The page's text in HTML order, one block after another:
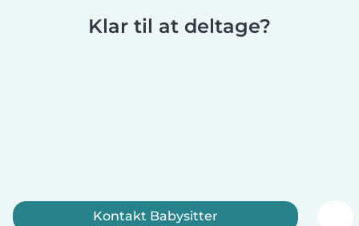
Klar til at deltage?
Kontakt Babysitter